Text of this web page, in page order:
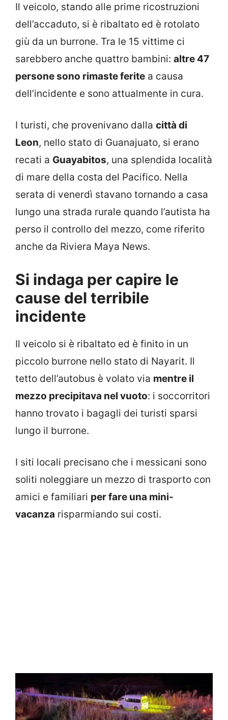
Il veicolo, stando alle prime ricostruzioni
dell’accaduto, si è ribaltato ed è rotolato
giù da un burrone. Tra le 15 vittime ci
sarebbero anche quattro bambini: altre 47
persone sono rimaste ferite a causa
dell’incidente e sono attualmente in cura.
I turisti, che provenivano dalla città di
Leon, nello stato di Guanajuato, si erano
recati a Guayabitos, una splendida località
di mare della costa del Pacifico. Nella
serata di venerdì stavano tornando a casa
lungo una strada rurale quando l’autista ha
perso il controllo del mezzo, come riferito
anche da Riviera Maya News.
Si indaga per capire le
cause del terribile
incidente
Il veicolo si è ribaltato ed è finito in un
piccolo burrone nello stato di Nayarit. Il
tetto dell’autobus è volato via mentre il
mezzo precipitava nel vuoto: i soccorritori
hanno trovato i bagagli dei turisti sparsi
lungo il burrone.
I siti locali precisano che i messicani sono
soliti noleggiare un mezzo di trasporto con
amici e familiari per fare una mini-
vacanza risparmiando sui costi.